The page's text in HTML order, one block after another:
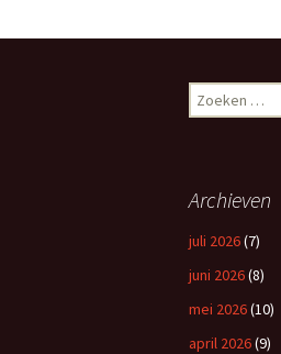
Zoeken
naar:
Archieven
juli 2026(7)
juni 2026(8)
mei 2026(10)
april 2026(9)